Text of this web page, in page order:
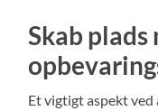
Skab plads
Et vigtigt aspekt